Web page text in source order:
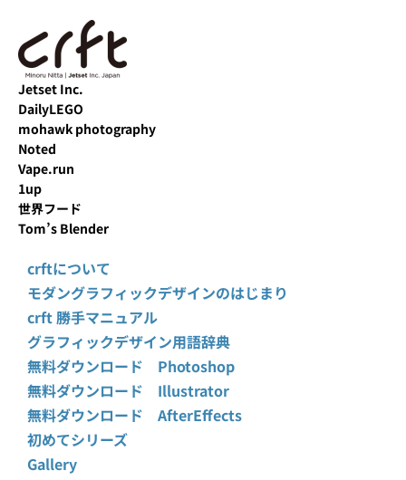
Jetset Inc.
DailyLEGO
mohawk photography
Noted
Vape.run
1up
世界フード
Tom’s Blender
crftについて
モダングラフィックデザインのはじまり
crft 勝手マニュアル
グラフィックデザイン用語辞典
無料ダウンロード Photoshop
無料ダウンロード Illustrator
無料ダウンロード AfterEffects
初めてシリーズ
Gallery